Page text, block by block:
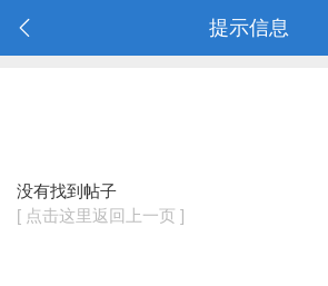
提示信息
没有找到帖子
[ 点击这里返回上一页 ]